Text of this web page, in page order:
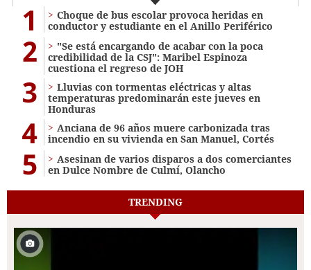
1
Choque de bus escolar provoca heridas en
conductor y estudiante en el Anillo Periférico
2
"Se está encargando de acabar con la poca
credibilidad de la CSJ": Maribel Espinoza
cuestiona el regreso de JOH
3
Lluvias con tormentas eléctricas y altas
temperaturas predominarán este jueves en
Honduras
4
Anciana de 96 años muere carbonizada tras
incendio en su vivienda en San Manuel, Cortés
5
Asesinan de varios disparos a dos comerciantes
en Dulce Nombre de Culmí, Olancho
TRENDING